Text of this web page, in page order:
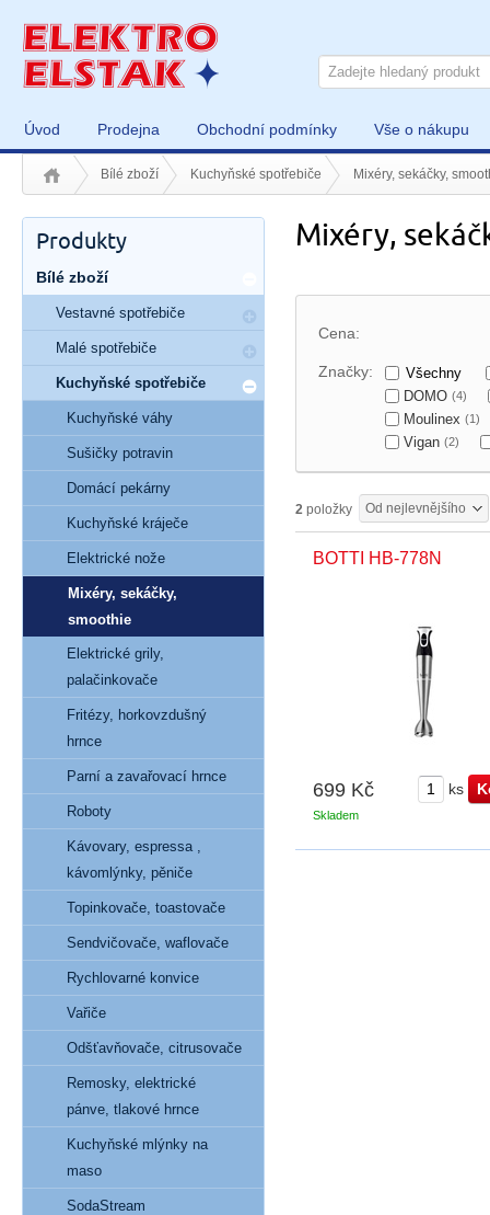
Úvod Prodejna Obchodní podmínky Vše o nákupu
Bílé zboží Kuchyňské spotřebiče Mixéry, sekáčky,
Mixéry,
Cena:
Značky:
Všechny
DOMO (4)
Moulinex (1)
Vigan (2)
2 položky Od nejlevnějšího
BOTTI HB-778N
699 Kč ks
Skladem
Produkty
Bílé zboží
Vestavné spotřebiče
Malé spotřebiče
Kuchyňské spotřebiče
Kuchyňské váhy
Sušičky potravin
Domácí pekárny
Kuchyňské kráječe
Elektrické nože
Mixéry, sekáčky,
smoothie
Elektrické grily,
palačinkovače
Fritézy, horkovzdušný
hrnce
Parní a zavařovací hrnce
Roboty
Kávovary, espressa ,
kávomlýnky, pěniče
Topinkovače, toastovače
Sendvičovače, waflovače
Rychlovarné konvice
Vařiče
Odšťavňovače, citrusovače
Remosky, elektrické
pánve, tlakové hrnce
Kuchyňské mlýnky na
maso
SodaStream